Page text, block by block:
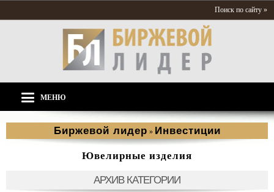
Поиск по сайту »
МЕНЮ
Биржевой лидер » Инвестиции
Ювелирные изделия
АРХИВ КАТЕГОРИИ